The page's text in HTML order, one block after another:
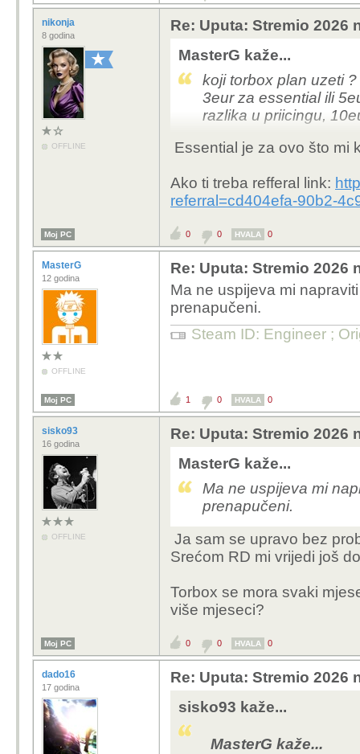
nikonja
8 godina
OFFLINE
Re: Uputa: Stremio 2026
MasterG kaže...
koji torbox plan uzeti
3eur za essential ili
razlika u priicingu,
zapravo nemrem ni
Essential je za ovo što mi
Ako ti treba refferal link:
referral=cd404efa-90b2-
Moj PC 0 0 HVALA 0
MasterG
12 godina
OFFLINE
Re: Uputa: Stremio 2026
Ma ne uspijeva mi
prenapučeni.
Steam ID: Engineer ;
Moj PC 1 0 HVALA 0
sisko93
16 godina
OFFLINE
Re: Uputa: Stremio 2026
MasterG kaže...
Ma ne uspijeva mi
prenapučeni.
Ja sam se upravo bez
Srećom RD mi vrijedi još
Torbox se mora svaki
više mjeseci?
Moj PC 0 0 HVALA 0
dado16
17 godina
Re: Uputa: Stremio 2026
sisko93 kaže...
MasterG kaže...